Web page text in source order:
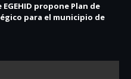
propone Plan de
para el municipio de